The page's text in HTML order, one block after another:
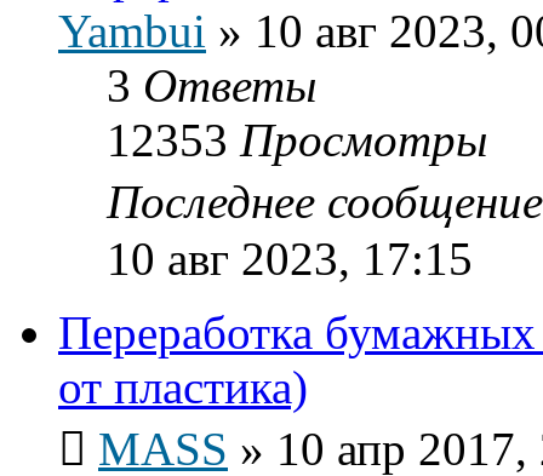
Yambui » 10 авг 2023,
3 Ответы
12353 Просмотры
Последнее
10 авг 2023, 17:15
Переработка бумажных
от пластика)
MASS » 10 апр 2017,